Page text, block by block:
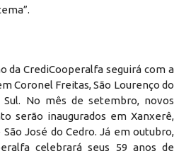
da CrediCooperalfa seguirá com a
Coronel Freitas, São Lourenço do
No mês de setembro, novos
serão inaugurados em Xanxerê,
José do Cedro. Já em outubro,
celebrará seus 59 anos de